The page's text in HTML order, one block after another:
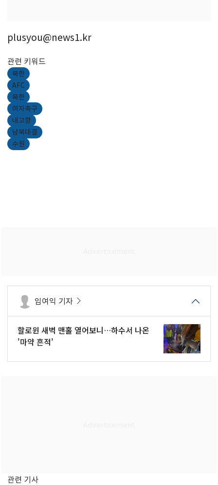
plusyou@news1.kr
관련 키워드
북한
AFC
북한
여자축구
내고향
남북대결
수원
임여익 기자
할로윈 새벽 맨홀 열어보니…하수서 나온
'마약 흔적'
관련 기사